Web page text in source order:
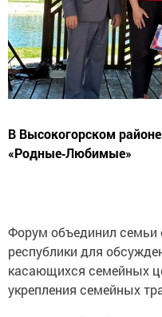
В Высокогорском
«Родные‑Любимые»
Форум объединил
республики для
касающихся семейных
укрепления семейных